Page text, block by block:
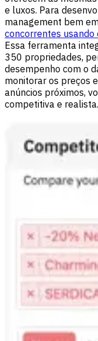
e luxos. Para
management bem
concorrentes usando
Essa ferramenta
350 propriedades,
desempenho com o
monitorar os preços
anúncios próximos,
competitiva e realista.